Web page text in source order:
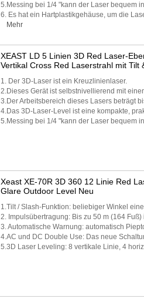
5.Messing bei 1/4 "kann der Laser bequem
6. Es hat ein Hartplastikgehäuse, um die
Mehr
XEAST LD 5 Linien 3D Red Laser-
Vertikal Cross Red Laserstrahl mit Tilt
1. Der 3D-Laser ist ein Kreuzlinienlaser.
2.Dieses Gerät ist selbstnivellierend mit
3.Der Arbeitsbereich dieses Lasers beträgt
4.Das 3D-Laser-Level ist eine kompakte,
5.Messing bei 1/4 "kann der Laser bequem
Xeast XE-70R 3D 360 12 Linie Red
Glare Outdoor Level Neu
1.Tilt / Slash-Funktion: beliebiger Winkel
2. Impulsübertragung: Bis zu 50 m (164
3. Automatische Warnung: automatisch
4.AC und DC Double Use: Das neue
5.3D Laser Leveling: 8 vertikale Linie, 4